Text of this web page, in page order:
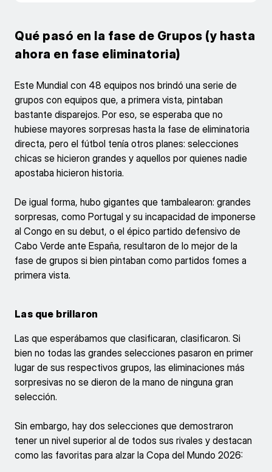
Qué pasó en la fase de Grupos (y hasta
ahora en fase eliminatoria)
Este Mundial con 48 equipos nos brindó una serie de
grupos con equipos que, a primera vista, pintaban
bastante disparejos. Por eso, se esperaba que no
hubiese mayores sorpresas hasta la fase de eliminatoria
directa, pero el fútbol tenía otros planes: selecciones
chicas se hicieron grandes y aquellos por quienes nadie
apostaba hicieron historia.
De igual forma, hubo gigantes que tambalearon: grandes
sorpresas, como Portugal y su incapacidad de imponerse
al Congo en su debut, o el épico partido defensivo de
Cabo Verde ante España, resultaron de lo mejor de la
fase de grupos si bien pintaban como partidos fomes a
primera vista.
Las que brillaron
Las que esperábamos que clasificaran, clasificaron. Si
bien no todas las grandes selecciones pasaron en primer
lugar de sus respectivos grupos, las eliminaciones más
sorpresivas no se dieron de la mano de ninguna gran
selección.
Sin embargo, hay dos selecciones que demostraron
tener un nivel superior al de todos sus rivales y destacan
como las favoritas para alzar la Copa del Mundo 2026: